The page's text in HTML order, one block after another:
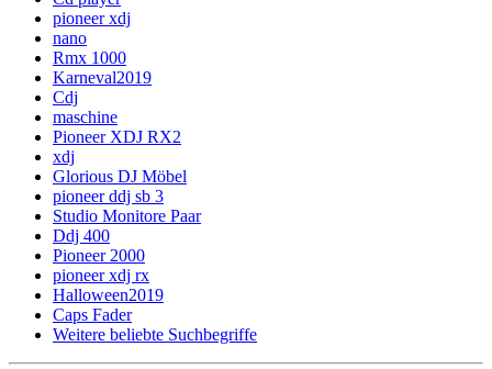
pioneer xdj
nano
Rmx 1000
Karneval2019
Cdj
maschine
Pioneer XDJ RX2
xdj
Glorious DJ Möbel
pioneer ddj sb 3
Studio Monitore Paar
Ddj 400
Pioneer 2000
pioneer xdj rx
Halloween2019
Caps Fader
Weitere beliebte Suchbegriffe